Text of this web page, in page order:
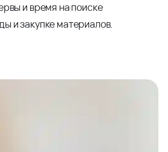
и время на поиске
и закупке материалов.